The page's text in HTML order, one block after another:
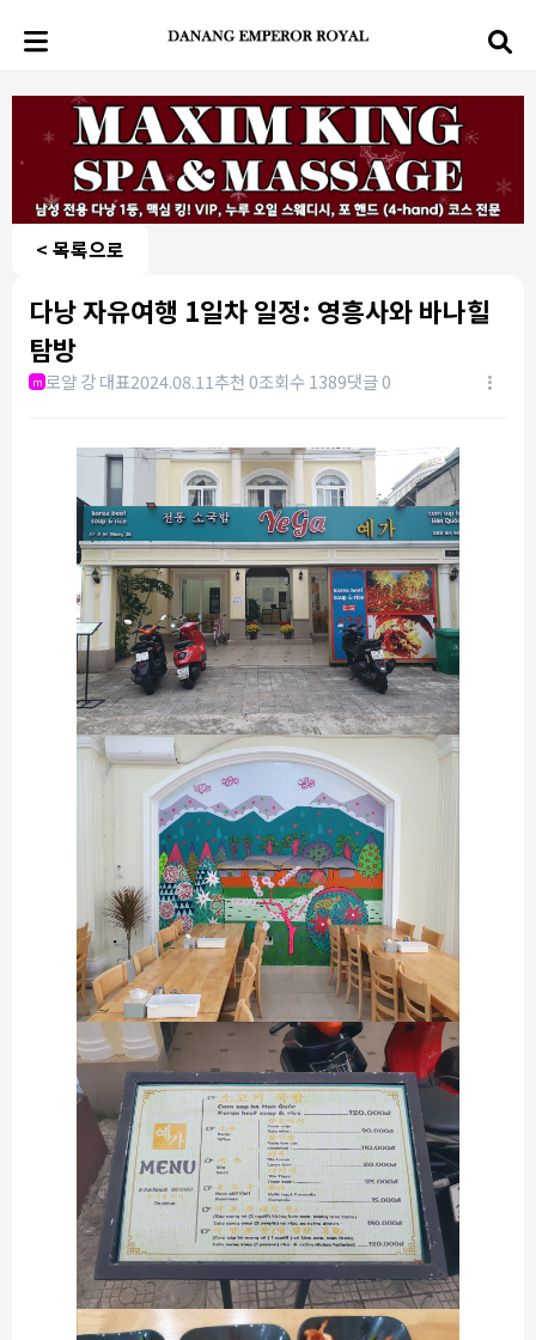
< 목록으로
다낭 자유여행 1일차 일정: 영흥사와 바나힐
탐방
m 로얄 강 대표2024.08.11추천 0조회수 1389댓글 0